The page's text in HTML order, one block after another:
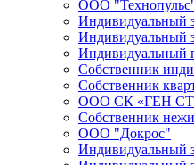
ООО
Индивидуальный
Индивидуальный
Индивидуальный
Собственник
Собственник
ООО СК «ГЕН
Собственник
ООО "Докрос"
Индивидуальный